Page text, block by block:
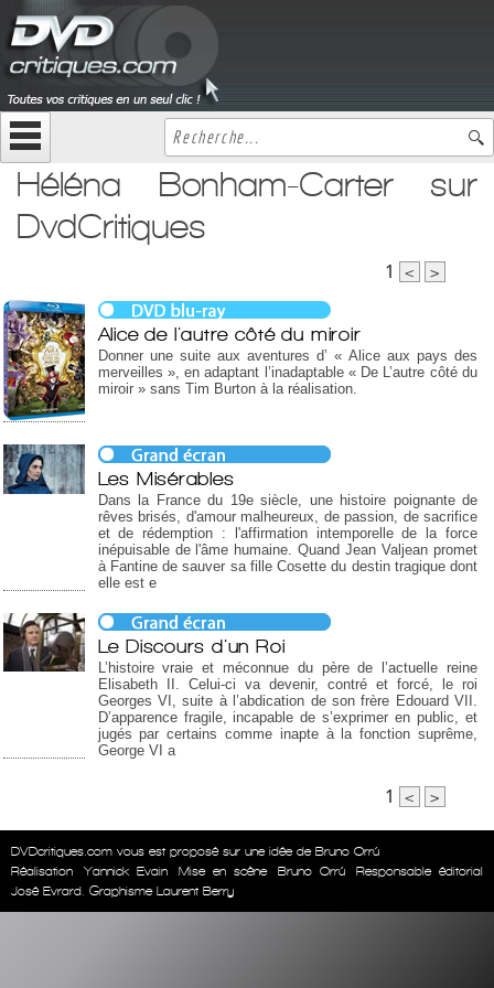
Héléna Bonham-Carter sur
DvdCritiques
1 < >
Alice de l'autre côté du miroir
Donner une suite aux aventures d’ « Alice aux pays des
merveilles », en adaptant l’inadaptable « De L’autre côté du
miroir » sans Tim Burton à la réalisation.
Les Misérables
Dans la France du 19e siècle, une histoire poignante de
rêves brisés, d'amour malheureux, de passion, de sacrifice
et de rédemption : l'affirmation intemporelle de la force
inépuisable de l'âme humaine. Quand Jean Valjean promet
à Fantine de sauver sa fille Cosette du destin tragique dont
elle est e
Le Discours d'un Roi
L’histoire vraie et méconnue du père de l’actuelle reine
Elisabeth II. Celui-ci va devenir, contré et forcé, le roi
Georges VI, suite à l’abdication de son frère Edouard VII.
D’apparence fragile, incapable de s’exprimer en public, et
jugés par certains comme inapte à la fonction suprême,
George VI a
1 < >
DVDcritiques.com vous est proposé sur une idée de Bruno Orrú
Réalisation
Yannick Evain Mise en scène Bruno Orrú
Responsable éditorial
José Evrard. Graphisme Laurent Berry